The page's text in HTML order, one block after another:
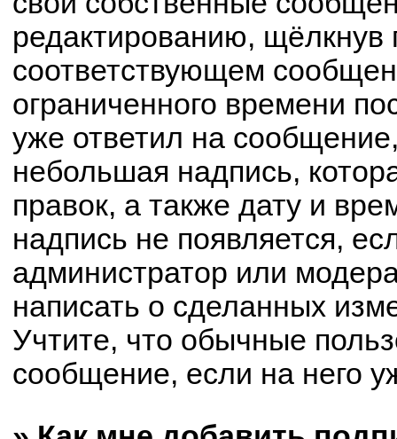
редактированию, щёлкнув
соответствующем
ограниченного времени
уже ответил на
небольшая надпись,
правок, а также дату и
надпись не появляется,
администратор или
написать о сделанных
Учтите, что обычные
сообщение, если на него